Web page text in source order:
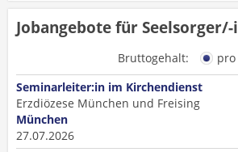
Jobangebote für Seelsorger/-
Bruttogehalt:
Seminarleiter:in im Kirchendienst
Erzdiözese München und Freising
München
27.07.2026